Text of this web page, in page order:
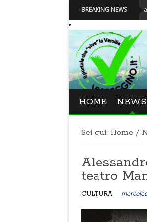
BREAKING NEWS
Carnevale - Nominata la nuova
HOME NEWS
Sei qui: Home /
teatro
CULTURA